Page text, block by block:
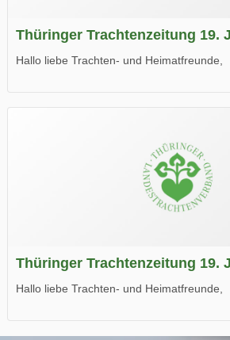
Thüringer Trachtenzeitung 19.
Hallo liebe Trachten- und Heimatfreunde,
Wir wünschen Euch viel Spaß beim Lesen.
Thüringer Trachtenzeitung 19.
Hallo liebe Trachten- und Heimatfreunde,
Wir wünschen Euch viel Spaß beim Lesen.